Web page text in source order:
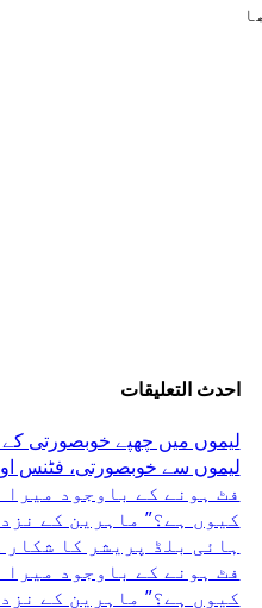
احدث التعليقات
لیموں میں چھپے خوبصورتی کے
لیموں سے خوبصورتی، فٹنس
کیوں ہے؟” ماہرین کے
ہائی بلڈ پریشر کا
کیوں ہے؟” ماہرین کے